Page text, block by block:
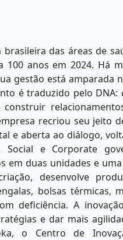
das áreas de
100 anos em 2024. Há
gestão está amparada
é traduzido pelo DNA:
construir
recriou seu jeito
e aberta ao diálogo,
Social e Corporate
em duas unidades e
desenvolve
bolsas térmicas,
deficiência. A
e dar mais
o Centro de